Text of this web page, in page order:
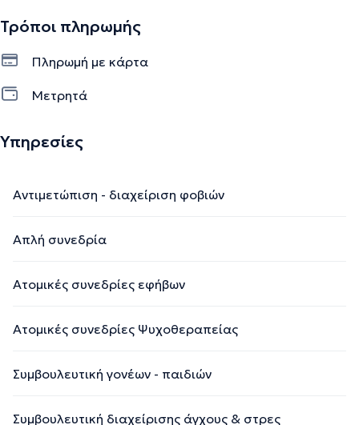
Τρόποι πληρωμής
Πληρωμή με κάρτα
Μετρητά
Υπηρεσίες
Αντιμετώπιση - διαχείριση φοβιών
Απλή συνεδρία
Ατομικές συνεδρίες εφήβων
Ατομικές συνεδρίες Ψυχοθεραπείας
Συμβουλευτική γονέων - παιδιών
Συμβουλευτική διαχείρισης άγχους & στρες